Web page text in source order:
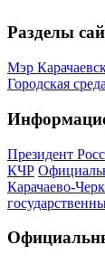
Разделы
Мэр
Городская среда
Президент
КЧР
Карачаево-